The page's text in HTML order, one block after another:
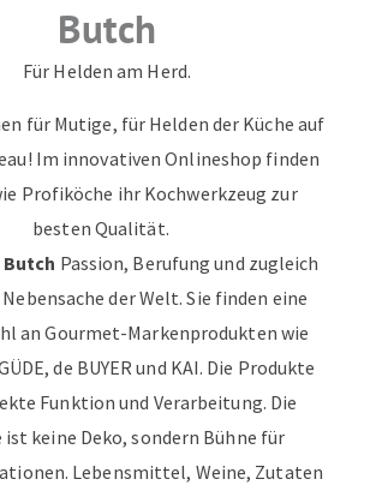
Butch
Für Helden am Herd.
für Mutige, für Helden der Küche auf
Im innovativen Onlineshop finden
Profiköche ihr Kochwerkzeug zur
besten Qualität.
Butch Passion, Berufung und zugleich
der Welt. Sie finden eine
an Gourmet-Markenprodukten wie
de BUYER und KAI. Die Produkte
Funktion und Verarbeitung. Die
ist keine Deko, sondern Bühne für
Lebensmittel, Weine, Zutaten